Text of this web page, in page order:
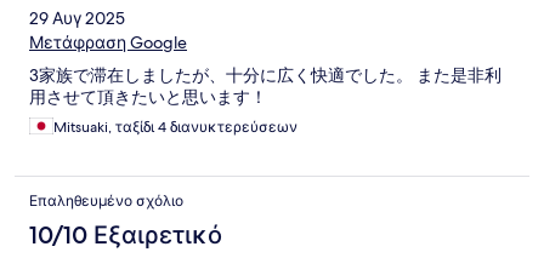
29 Αυγ 2025
Μετάφραση Google
3家族で滞在しましたが、十分に広く快適でした。 また是非利
用させて頂きたいと思います！
Mitsuaki, ταξίδι 4 διανυκτερεύσεων
Επαληθευμένο σχόλιο
10/10 Εξαιρετικό